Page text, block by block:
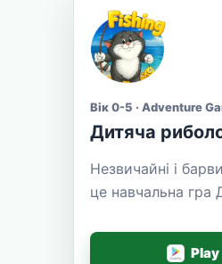
Вік 0-5 · Adventure
Дитяча
Незвичайні і
це навчальна гра
Play